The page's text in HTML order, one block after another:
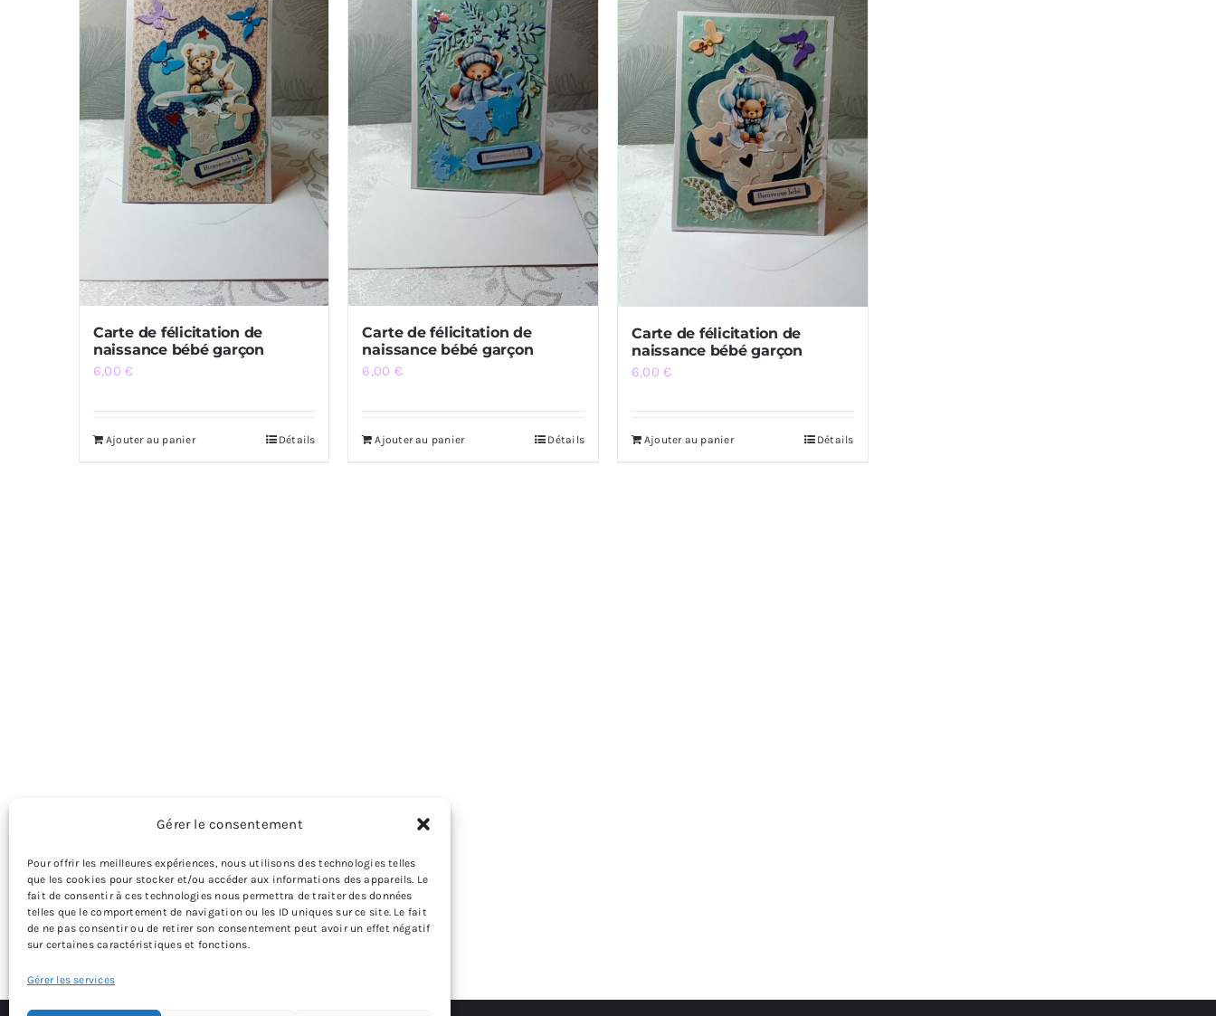
Gérer le consentement
Pour offrir les meilleures expériences, nous utilisons des technologies telles
que les cookies pour stocker et/ou accéder aux informations des appareils. Le
fait de consentir à ces technologies nous permettra de traiter des données
telles que le comportement de navigation ou les ID uniques sur ce site. Le fait
de ne pas consentir ou de retirer son consentement peut avoir un effet négatif
sur certaines caractéristiques et fonctions.
Gérer les services
Carte de félicitation de
naissance bébé garçon
6,00€
Ajouter au panier Détails
Carte de félicitation de
naissance bébé garçon
6,00 €
Ajouter au panier Détails
Carte de félicitation de
naissance bébé garçon
6,00€
Ajouter au panier Détails